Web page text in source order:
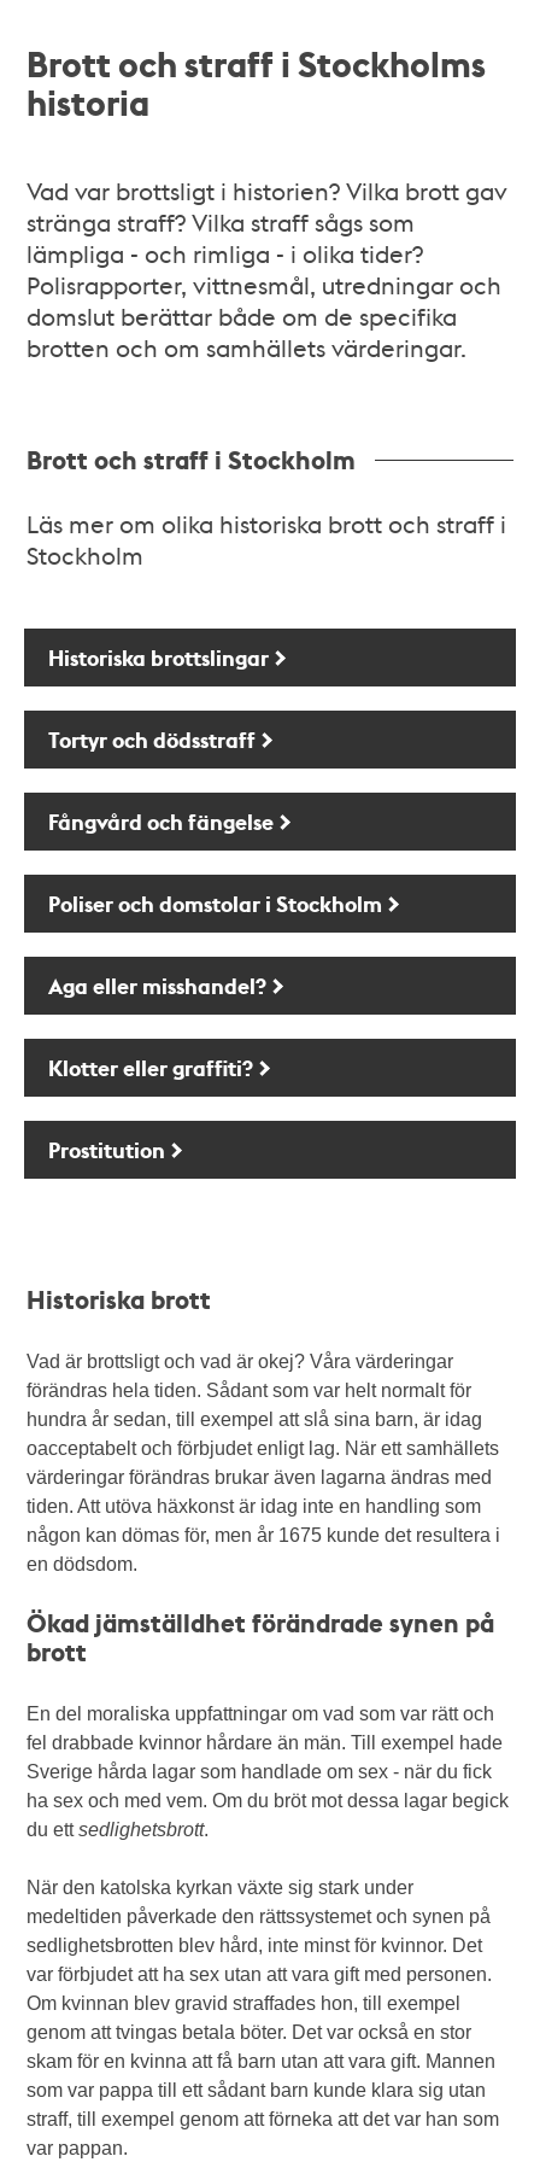
Brott och straff i Stockholms
historia
Vad var brottsligt i historien? Vilka brott gav
stränga straff? Vilka straff sågs som
lämpliga - och rimliga - i olika tider?
Polisrapporter, vittnesmål, utredningar och
domslut berättar både om de specifika
brotten och om samhällets värderingar.
Brott och straff i Stockholm
Läs mer om olika historiska brott och straff i
Stockholm
Historiska brottslingar
Tortyr och dödsstraff
Fångvård och fängelse
Poliser och domstolar i Stockholm
Aga eller misshandel?
Klotter eller graffiti?
Prostitution
Historiska brott
Vad är brottsligt och vad är okej? Våra värderingar
förändras hela tiden. Sådant som var helt normalt för
hundra år sedan, till exempel att slå sina barn, är idag
oacceptabelt och förbjudet enligt lag. När ett samhällets
värderingar förändras brukar även lagarna ändras med
tiden. Att utöva häxkonst är idag inte en handling som
någon kan dömas för, men år 1675 kunde det resultera i
en dödsdom.
Ökad jämställdhet förändrade synen på
brott
En del moraliska uppfattningar om vad som var rätt och
fel drabbade kvinnor hårdare än män. Till exempel hade
Sverige hårda lagar som handlade om sex - när du fick
ha sex och med vem. Om du bröt mot dessa lagar begick
du ettsedlighetsbrott.
När den katolska kyrkan växte sig stark under
medeltiden påverkade den rättssystemet och synen på
sedlighetsbrotten blev hård, inte minst för kvinnor. Det
var förbjudet att ha sex utan att vara gift med personen.
Om kvinnan blev gravid straffades hon, till exempel
genom att tvingas betala böter. Det var också en stor
skam för en kvinna att få barn utan att vara gift. Mannen
som var pappa till ett sådant barn kunde klara sig utan
straff, till exempel genom att förneka att det var han som
var pappan.